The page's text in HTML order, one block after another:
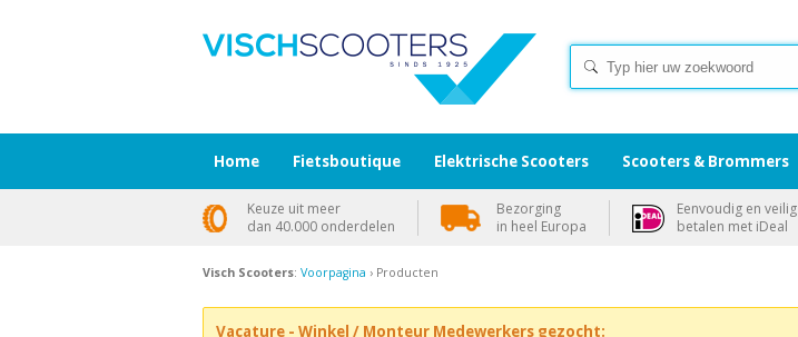
Visch Scooters: Voorpagina › Producten
Vacature - Winkel / Monteur Medewerkers gezocht:
Home Fietsboutique Elektrische Scooters Scooters & Brommers
Keuze uit meer
dan 40.000 onderdelen
Bezorging
in heel Europa
Eenvoudig en veilig
betalen met iDeal